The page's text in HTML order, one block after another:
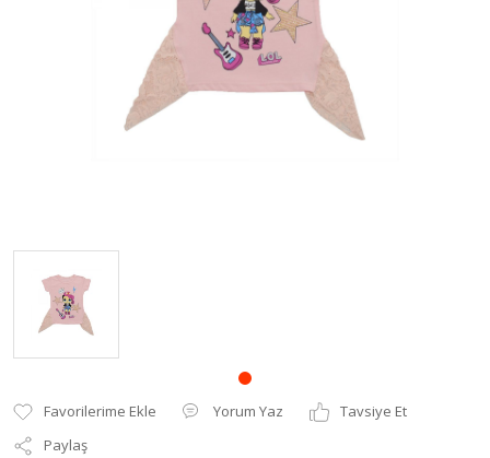
Yorum Yaz
Tavsiye Et
Paylaş
Bebek Yenidoğan